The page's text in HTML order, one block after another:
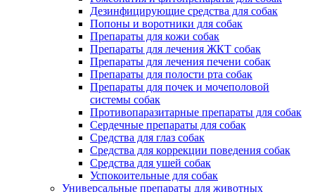
Дезинфицирующие средства для собак
Попоны и воротники для собак
Препараты для кожи собак
Препараты для лечения ЖКТ собак
Препараты для лечения печени собак
Препараты для полости рта собак
Препараты для почек и мочеполовой
системы собак
Противопаразитарные препараты для собак
Сердечные препараты для собак
Средства для глаз собак
Средства для коррекции поведения собак
Средства для ушей собак
Успокоительные для собак
Универсальные препараты для животных